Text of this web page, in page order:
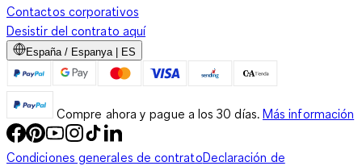
Contactos corporativos
Desistir del contrato aquí
España / Espanya | ES
Compre ahora y pague a los 30 días. Más información
Condiciones generales de contratoDeclaración de